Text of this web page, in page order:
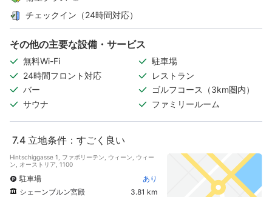
チェックイン（24時間対応）
その他の主要な設備・サービス
無料Wi-Fi
駐車場
24時間フロント対応
レストラン
バー
ゴルフコース（3km圏内）
サウナ
ファミリールーム
7.4 立地条件：すごく良い
Hintschiggasse 1, ファボリーテン, ウィーン, ウィー
ン, オーストリア, 1100
駐車場
あり
シェーンブルン宮殿
3.81 km